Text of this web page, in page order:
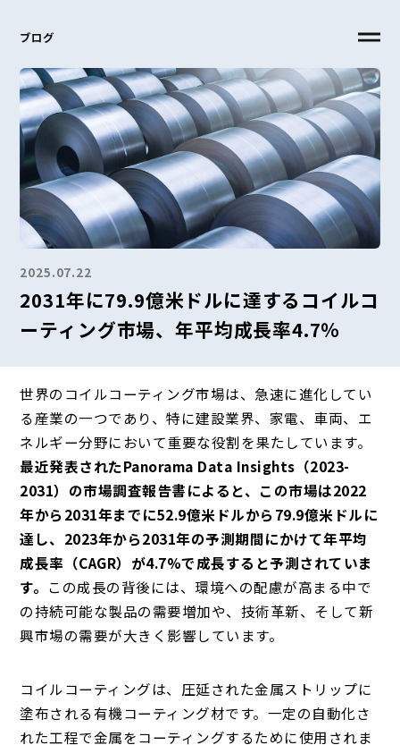
ブログ
2025.07.22
2031年に79.9億米ドルに達するコイルコ
ーティング市場、年平均成長率4.7％
世界のコイルコーティング市場は、急速に進化してい
る産業の一つであり、特に建設業界、家電、車両、エ
ネルギー分野において重要な役割を果たしています。
最近発表されたPanorama Data Insights（2023-
2031）の市場調査報告書によると、この市場は2022
年から2031年までに52.9億米ドルから79.9億米ドルに
達し、2023年から2031年の予測期間にかけて年平均
成長率（CAGR）が4.7%で成長すると予測されていま
す。 この成長の背後には、環境への配慮が高まる中で
の持続可能な製品の需要増加や、技術革新、そして新
興市場の需要が大きく影響しています。
コイルコーティングは、圧延された金属ストリップに
塗布される有機コーティング材です。一定の自動化さ
れた工程で金属をコーティングするために使用されま